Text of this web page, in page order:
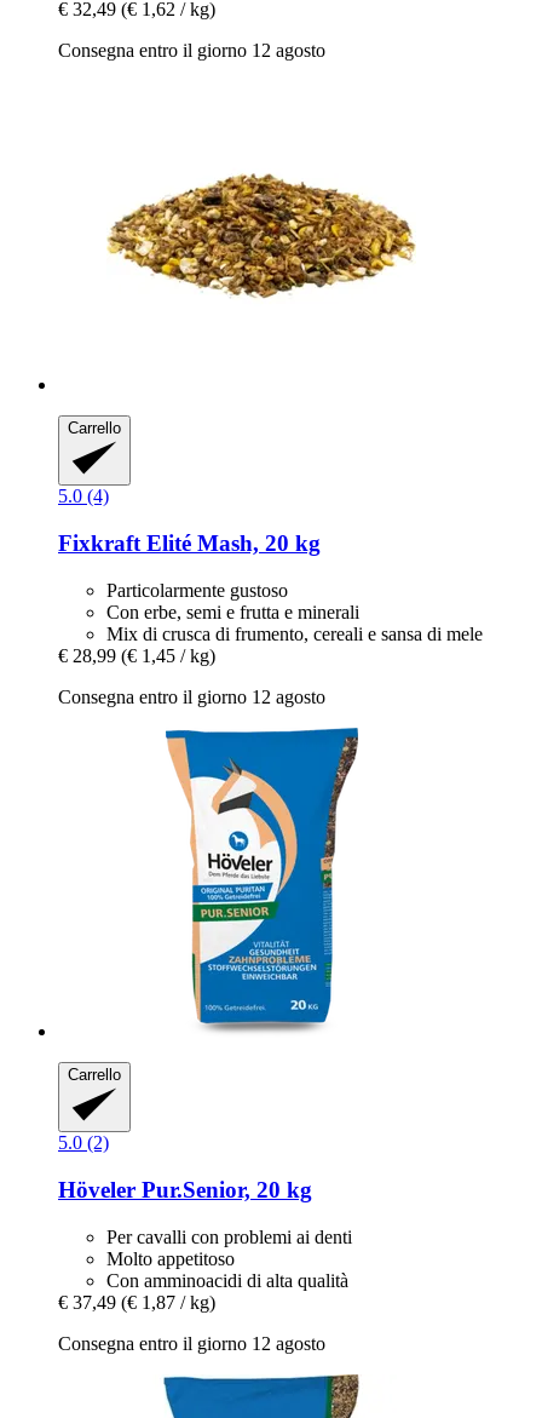
€ 32,49 (€ 1,62 / kg)
Consegna entro il giorno 12 agosto
Carrello
5.0 (4)
Fixkraft Elité Mash, 20 kg
Particolarmente gustoso
Con erbe, semi e frutta e minerali
Mix di crusca di frumento, cereali e sansa di mele
€ 28,99 (€ 1,45 / kg)
Consegna entro il giorno 12 agosto
Carrello
5.0 (2)
Höveler Pur.Senior, 20 kg
Per cavalli con problemi ai denti
Molto appetitoso
Con amminoacidi di alta qualità
€ 37,49 (€ 1,87 / kg)
Consegna entro il giorno 12 agosto